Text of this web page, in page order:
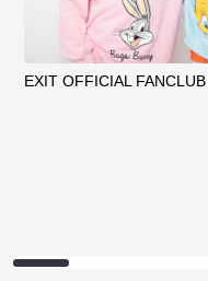
EXIT OFFICIAL